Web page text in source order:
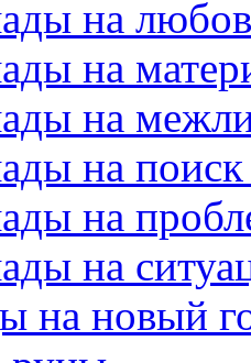
на
на
на
на
на
на
на новый